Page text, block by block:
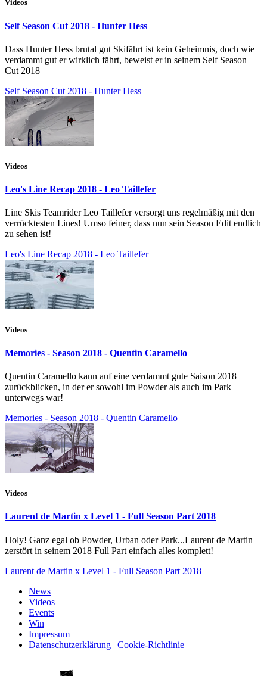
Videos
Self Season Cut 2018 - Hunter Hess
Dass Hunter Hess brutal gut Skifährt ist kein Geheimnis, doch wie
verdammt gut er wirklich fährt, beweist er in seinem Self Season
Cut 2018
Self Season Cut 2018 - Hunter Hess
Videos
Leo's Line Recap 2018 - Leo Taillefer
Line Skis Teamrider Leo Taillefer versorgt uns regelmäßig mit den
verrücktesten Lines! Umso feiner, dass nun sein Season Edit endlich
zu sehen ist!
Leo's Line Recap 2018 - Leo Taillefer
Videos
Memories - Season 2018 - Quentin Caramello
Quentin Caramello kann auf eine verdammt gute Saison 2018
zurückblicken, in der er sowohl im Powder als auch im Park
unterwegs war!
Memories - Season 2018 - Quentin Caramello
Videos
Laurent de Martin x Level 1 - Full Season Part 2018
Holy! Ganz egal ob Powder, Urban oder Park...Laurent de Martin
zerstört in seinem 2018 Full Part einfach alles komplett!
Laurent de Martin x Level 1 - Full Season Part 2018
News
Videos
Events
Win
Impressum
Datenschutzerklärung | Cookie-Richtlinie